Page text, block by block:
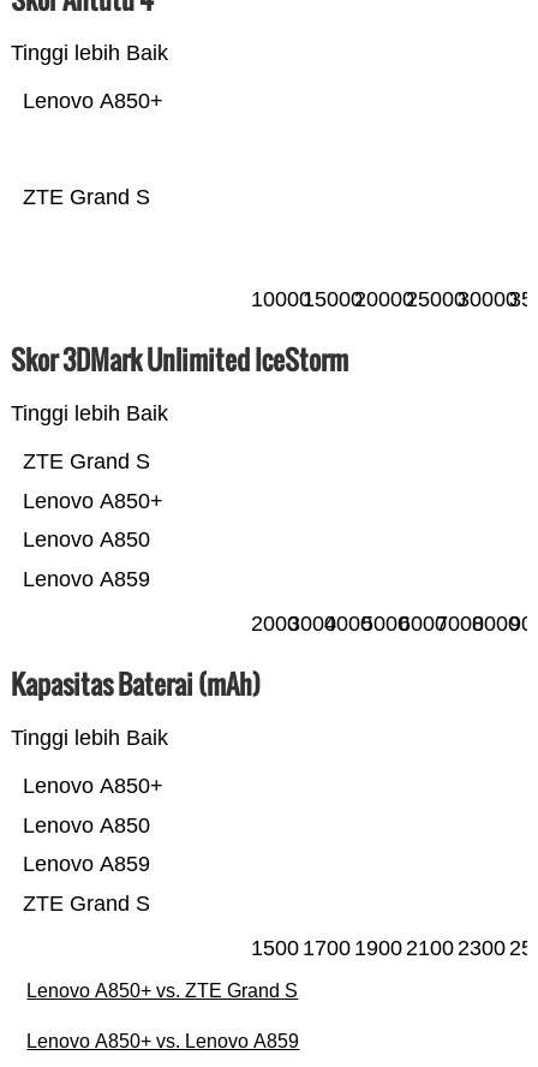
Tinggi lebih Baik
ZTE Grand S
Lenovo A850+
1000015000200002500030000
Skor 3DMark Unlimited IceStorm
Tinggi lebih Baik
Lenovo A859
Lenovo A850
Lenovo A850+
ZTE Grand S
2000300040005000600070008000
Kapasitas Baterai (mAh)
Tinggi lebih Baik
ZTE Grand S
Lenovo A859
Lenovo A850
Lenovo A850+
1500 1700 190021002300
Lenovo A850+ vs. ZTE Grand S
Lenovo A850+ vs. Lenovo A859